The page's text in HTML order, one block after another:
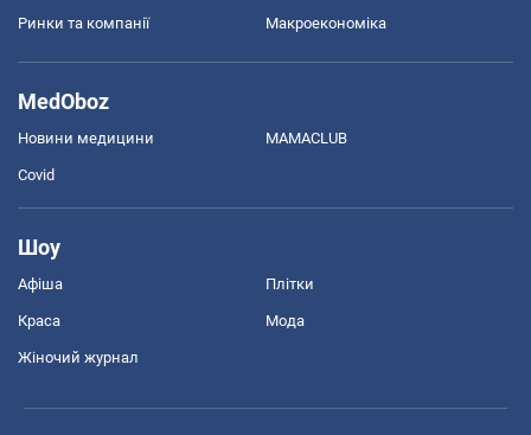
Ринки та компанії Макроекономіка
MedOboz
Новини медицини MAMACLUB
Covid
Шоу
Афіша Плітки
Краса Мода
Жіночий журнал